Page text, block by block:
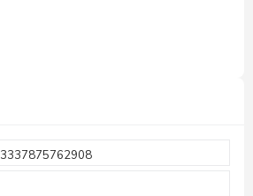
3337875762908